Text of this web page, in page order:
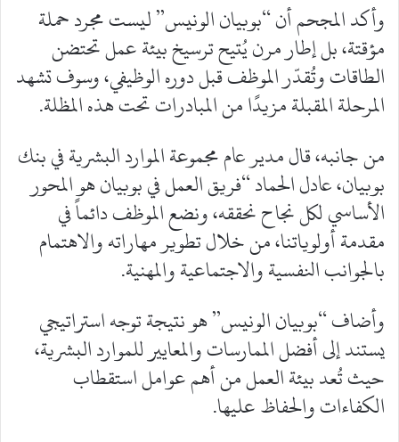
وأكد المجحم أن “بوبيان الونيس” ليست مجرد حملة
مؤقتة، بل إطار مرن يُتيح ترسيخ بيئة عمل تحتضن
الطاقات وتُقدّر الموظف قبل دوره الوظيفي، وسوف تشهد
المرحلة المقبلة مزيدًا من المبادرات تحت هذه المظلة.
من جانبه، قال مدير عام مجموعة الموارد البشرية في بنك
بوبيان، عادل الحماد “فريق العمل في بوبيان هو المحور
الأساسي لكل نجاح نحققه، ونضع الموظف دائماً في
مقدمة أولوياتنا، من خلال تطوير مهاراته والاهتمام
بالجوانب النفسية والاجتماعية والمهنية.
وأضاف “بوبيان الونيس” هو نتيجة توجه استراتيجي
يستند إلى أفضل الممارسات والمعايير للموارد البشرية،
حيث تُعد بيئة العمل من أهم عوامل استقطاب
الكفاءات والحفاظ عليها.